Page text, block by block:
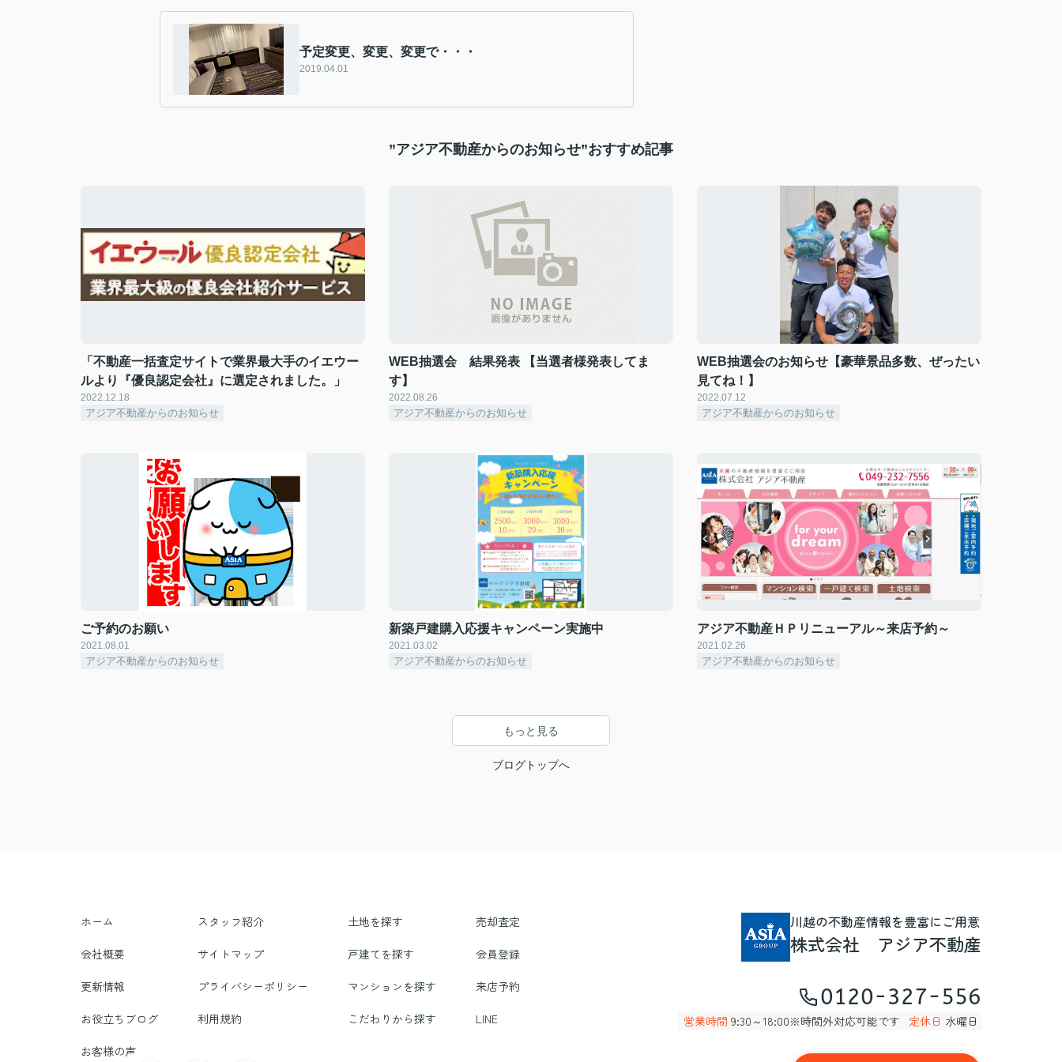
予定変更、変更、変更で・・・
2019.04.01
”アジア不動産からのお知らせ”おすすめ記事
「不動産一括査定サイトで業界最大手のイエウー
ルより『優良認定会社』に選定されました。」
2022.12.18
アジア不動産からのお知らせ
WEB抽選会 結果発表 【当選者様発表してま
す】
2022.08.26
アジア不動産からのお知らせ
WEB抽選会のお知らせ【豪華景品多数、ぜったい
見てね！】
2022.07.12
アジア不動産からのお知らせ
ご予約のお願い
2021.08.01
アジア不動産からのお知らせ
新築戸建購入応援キャンペーン実施中
2021.03.02
アジア不動産からのお知らせ
アジア不動産ＨＰリニューアル～来店予約～
2021.02.26
アジア不動産からのお知らせ
もっと見る
ブログトップへ
ホーム スタッフ紹介 土地を探す 売却査定
会社概要 サイトマップ 戸建てを探す 会員登録
更新情報 プライバシーポリシー マンションを探す 来店予約
お役立ちブログ 利用規約 こだわりから探す LINE
お客様の声
川越の不動産情報を豊富にご用意
株式会社 アジア不動産
0120-327-556
営業時間 9:30～18:00※時間外対応可能です 定休日 水曜日